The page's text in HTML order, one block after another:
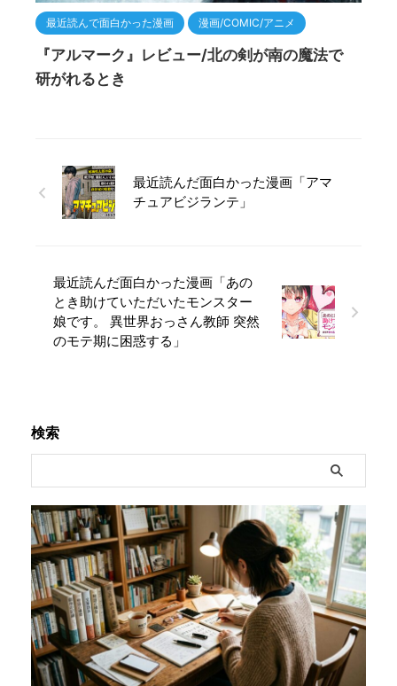
最近読んで面白かった漫画 漫画/COMIC/アニメ
『アルマーク』レビュー/北の剣が南の魔法で
研がれるとき
最近読んだ面白かった漫画「アマ
チュアビジランテ」
最近読んだ面白かった漫画「あの
とき助けていただいたモンスター
娘です。 異世界おっさん教師 突然
のモテ期に困惑する」
検索